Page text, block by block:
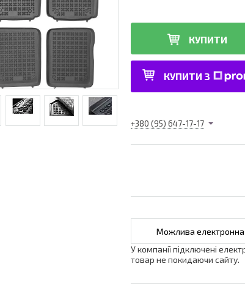
КУПИТИ
КУПИТИ З
+380 (95) 647-17-17
У компанії підключені
товар не покидаючи сайту.